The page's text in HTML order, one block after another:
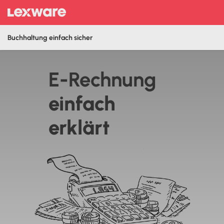
Buchhaltung einfach sicher
E-Rechnung
‍einfach
erklärt